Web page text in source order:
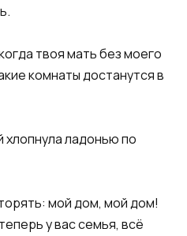
твоя мать без моего
комнаты достанутся в
хлопнула ладонью по
мой дом, мой дом!
у вас семья, всё